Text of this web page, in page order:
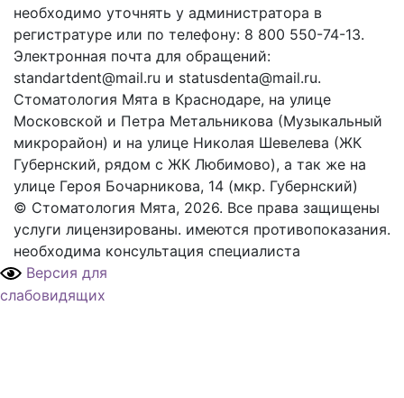
необходимо уточнять у администратора в
регистратуре или по телефону: 8 800 550-74-13.
Электронная почта для обращений:
standartdent@mail.ru и statusdenta@mail.ru.
Стоматология Мята в Краснодаре, на улице
Московской и Петра Метальникова (Музыкальный
микрорайон) и на улице Николая Шевелева (ЖК
Губернский, рядом с ЖК Любимово), а так же на
улице Героя Бочарникова, 14 (мкр. Губернский)
© Стоматология Мята, 2026. Все права защищены
услуги лицензированы. имеются противопоказания.
необходима консультация специалиста
Версия для
слабовидящих